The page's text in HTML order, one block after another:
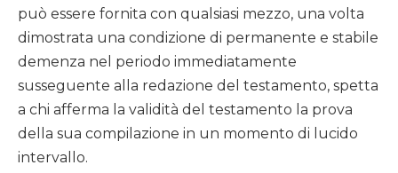
può essere fornita con qualsiasi mezzo, una volta
dimostrata una condizione di permanente e stabile
demenza nel periodo immediatamente
susseguente alla redazione del testamento, spetta
a chi afferma la validità del testamento la prova
della sua compilazione in un momento di lucido
intervallo.